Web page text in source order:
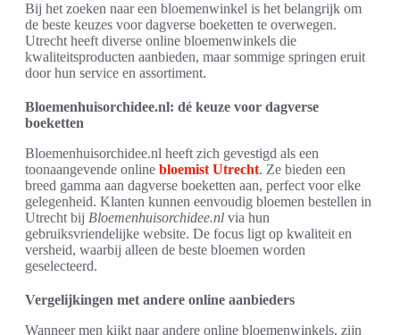
Bij het zoeken naar een bloemenwinkel is het belangrijk om
de beste keuzes voor dagverse boeketten te overwegen.
Utrecht heeft diverse online bloemenwinkels die
kwaliteitsproducten aanbieden, maar sommige springen eruit
door hun service en assortiment.
Bloemenhuisorchidee.nl: dé keuze voor dagverse
boeketten
Bloemenhuisorchidee.nl heeft zich gevestigd als een
toonaangevende online bloemist Utrecht. Ze bieden een
breed gamma aan dagverse boeketten aan, perfect voor elke
gelegenheid. Klanten kunnen eenvoudig bloemen bestellen in
Utrecht bij Bloemenhuisorchidee.nl via hun
gebruiksvriendelijke website. De focus ligt op kwaliteit en
versheid, waarbij alleen de beste bloemen worden
geselecteerd.
Vergelijkingen met andere online aanbieders
Wanneer men kijkt naar andere online bloemenwinkels, zijn